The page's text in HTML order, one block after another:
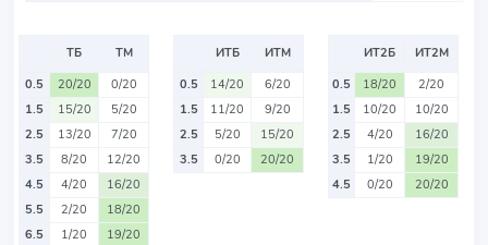
ТБ
ТМ
0.5
20/20
0/20
1.5
15/20
5/20
2.5
13/20
7/20
3.5
8/20
12/20
4.5
4/20
16/20
5.5
2/20
18/20
6.5
1/20
19/20
ИТБ
ИТМ
0.5
14/20
6/20
1.5
11/20
9/20
2.5
5/20
15/20
3.5
0/20 20/20
ИТ2Б
ИТ2М
0.5
18/20
2/20
1.5
10/20
10/20
2.5
4/20
16/20
3.5
1/20
19/20
4.5
0/20 20/20